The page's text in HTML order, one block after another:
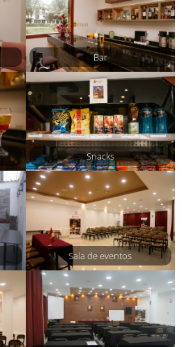
Bar
Snacks
Sala de eventos